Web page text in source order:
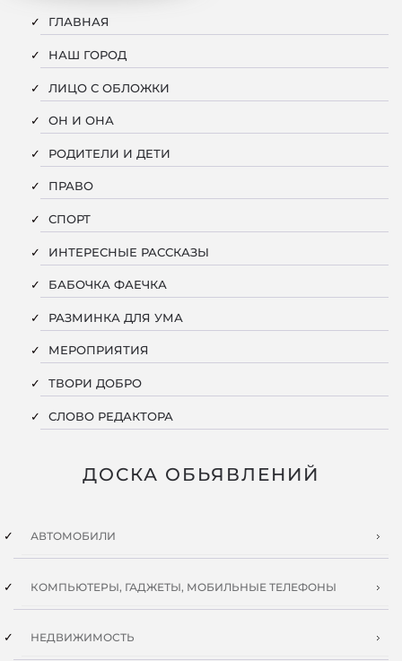
ГЛАВНАЯ
НАШ ГОРОД
ЛИЦО С ОБЛОЖКИ
ОН И ОНА
РОДИТЕЛИ И ДЕТИ
ПРАВО
СПОРТ
ИНТЕРЕСНЫЕ РАССКАЗЫ
БАБОЧКА ФАЕЧКА
РАЗМИНКА ДЛЯ УМА
МЕРОПРИЯТИЯ
ТВОРИ ДОБРО
СЛОВО РЕДАКТОРА
ДОСКА ОБЬЯВЛЕНИЙ
АВТОМОБИЛИ
КОМПЬЮТЕРЫ, ГАДЖЕТЫ, МОБИЛЬНЫЕ ТЕЛЕФОНЫ
НЕДВИЖИМОСТЬ